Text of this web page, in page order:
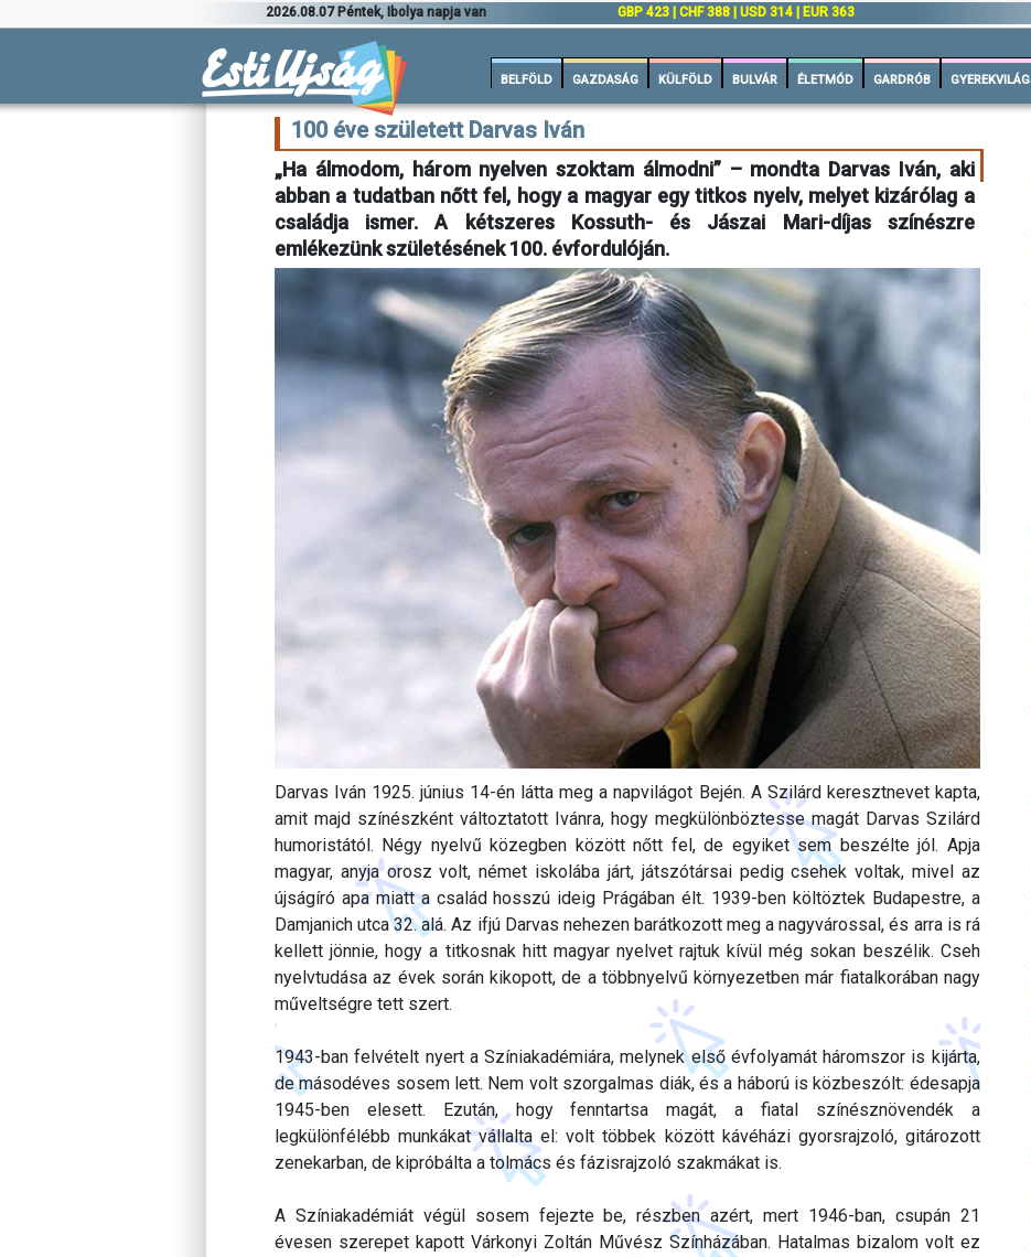
2026.08.07 Péntek, Ibolya napja van GBP 423 | CHF 388 | USD 314 | EUR 363
BELFÖLD GAZDASÁG KÜLFÖLD BULVÁR ÉLETMÓD GARDRÓB GYEREKVILÁG
100 éve született Darvas Iván
„Ha álmodom, három nyelven szoktam álmodni” – mondta Darvas Iván, aki
abban a tudatban nőtt fel, hogy a magyar egy titkos nyelv, melyet kizárólag a
családja ismer. A kétszeres Kossuth- és Jászai Mari-díjas színészre
emlékezünk születésének 100. évfordulóján.
Darvas Iván 1925. június 14-én látta meg a napvilágot Bején. A Szilárd keresztnevet kapta,
amit majd színészként változtatott Ivánra, hogy megkülönböztesse magát Darvas Szilárd
humoristától. Négy nyelvű közegben között nőtt fel, de egyiket sem beszélte jól. Apja
magyar, anyja orosz volt, német iskolába járt, játszótársai pedig csehek voltak, mivel az
újságíró apa miatt a család hosszú ideig Prágában élt. 1939-ben költöztek Budapestre, a
Damjanich utca 32. alá. Az ifjú Darvas nehezen barátkozott meg a nagyvárossal, és arra is rá
kellett jönnie, hogy a titkosnak hitt magyar nyelvet rajtuk kívül még sokan beszélik. Cseh
nyelvtudása az évek során kikopott, de a többnyelvű környezetben már fiatalkorában nagy
műveltségre tett szert.
1943-ban felvételt nyert a Színiakadémiára, melynek első évfolyamát háromszor is kijárta,
de másodéves sosem lett. Nem volt szorgalmas diák, és a háború is közbeszólt: édesapja
1945-ben elesett. Ezután, hogy fenntartsa magát, a fiatal színésznövendék a
legkülönfélébb munkákat vállalta el: volt többek között kávéházi gyorsrajzoló, gitározott
zenekarban, de kipróbálta a tolmács és fázisrajzoló szakmákat is.
A Színiakadémiát végül sosem fejezte be, részben azért, mert 1946-ban, csupán 21
évesen szerepet kapott Várkonyi Zoltán Művész Színházában. Hatalmas bizalom volt ez